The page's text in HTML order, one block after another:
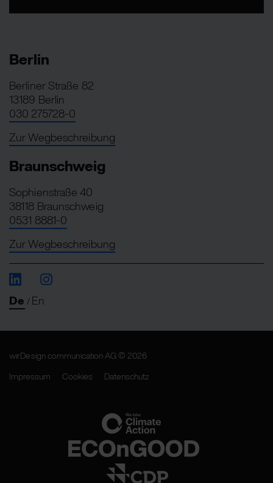
Berlin
Berliner Straße 82
13189 Berlin
030 275728-0
Zur Wegbeschreibung
Braunschweig
Sophienstraße 40
38118 Braunschweig
0531 8881-0
Zur Wegbeschreibung
De /En
wirDesign communication AG © 2026
Impressum
Cookies Datenschutz